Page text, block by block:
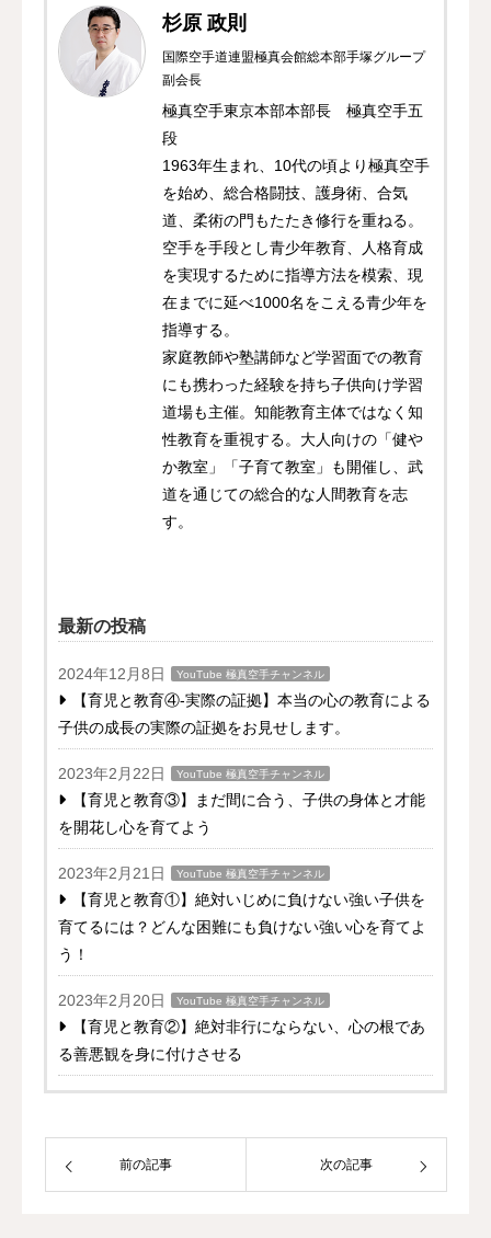
杉原 政則
国際空手道連盟極真会館総本部手塚グループ
副会長
極真空手東京本部本部長 極真空手五
段
1963年生まれ、10代の頃より極真空手
を始め、総合格闘技、護身術、合気
道、柔術の門もたたき修行を重ねる。
空手を手段とし青少年教育、人格育成
を実現するために指導方法を模索、現
在までに延べ1000名をこえる青少年を
指導する。
家庭教師や塾講師など学習面での教育
にも携わった経験を持ち子供向け学習
道場も主催。知能教育主体ではなく知
性教育を重視する。大人向けの「健や
か教室」「子育て教室」も開催し、武
道を通じての総合的な人間教育を志
す。
最新の投稿
2024年12月8日 YouTube 極真空手チャンネル
【育児と教育④-実際の証拠】本当の心の教育による
子供の成長の実際の証拠をお見せします。
2023年2月22日 YouTube 極真空手チャンネル
【育児と教育③】まだ間に合う、子供の身体と才能
を開花し心を育てよう
2023年2月21日 YouTube 極真空手チャンネル
【育児と教育①】絶対いじめに負けない強い子供を
育てるには？どんな困難にも負けない強い心を育てよ
う！
2023年2月20日 YouTube 極真空手チャンネル
【育児と教育②】絶対非行にならない、心の根であ
る善悪観を身に付けさせる
前の記事 次の記事